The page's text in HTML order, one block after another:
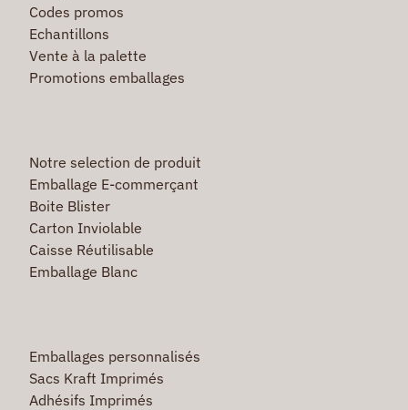
Codes promos
Echantillons
Vente à la palette
Promotions emballages
Notre selection de produit
Emballage E-commerçant
Boite Blister
Carton Inviolable
Caisse Réutilisable
Emballage Blanc
Emballages personnalisés
Sacs Kraft Imprimés
Adhésifs Imprimés